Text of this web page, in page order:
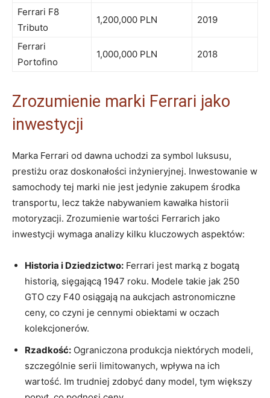
Ferrari‌ F8
Tributo
1,200,000 PLN 2019
Ferrari
Portofino
1,000,000 PLN 2018
Zrozumienie marki Ferrari jako
inwestycji
Marka Ferrari​ od dawna uchodzi za symbol luksusu,
prestiżu oraz doskonałości inżynieryjnej. Inwestowanie w
‍samochody tej marki nie jest jedynie‌ zakupem środka‍
transportu, lecz także nabywaniem‍ kawałka historii
motoryzacji. Zrozumienie ​wartości Ferrarich ⁣jako
inwestycji wymaga analizy kilku kluczowych aspektów:
Historia i Dziedzictwo: Ferrari jest marką z bogatą
historią, sięgającą 1947 roku. Modele takie jak⁤ 250
GTO‍ czy F40 osiągają na aukcjach⁢ astronomiczne
ceny, ⁤co ⁣czyni je cennymi ​obiektami w ‍oczach
kolekcjonerów.
Rzadkość: Ograniczona produkcja niektórych‍ modeli,
⁤szczególnie serii limitowanych, wpływa ‌na ich
wartość. Im ​trudniej zdobyć ​dany model, tym większy